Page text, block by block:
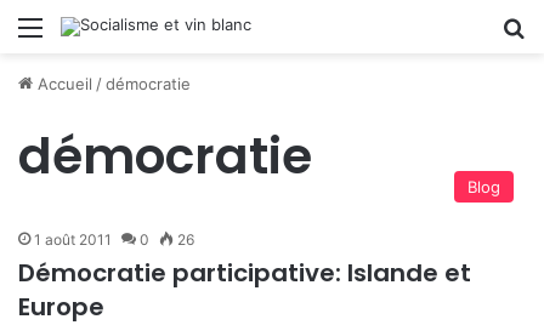
Menu
Accueil /démocratie
démocratie Blog
1 août 2011 0 26
Démocratie participative: Islande et
Europe